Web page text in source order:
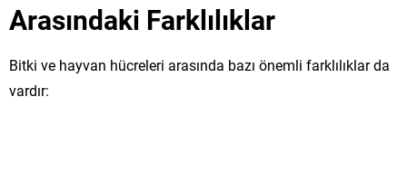
Arasındaki Farklılıklar
Bitki ve hayvan hücreleri arasında bazı önemli farklılıklar da
vardır: